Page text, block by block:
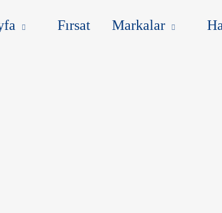
HABERLER
Fırsat Markalar